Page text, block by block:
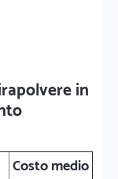
in
Costo medio